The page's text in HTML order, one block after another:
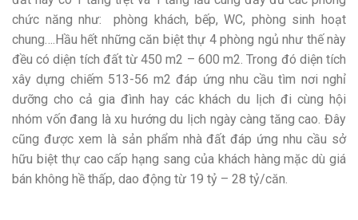
chức năng như: phòng khách, bếp, WC, phòng sinh hoạt
chung….Hầu hết những căn biệt thự 4 phòng ngủ như thế này
đều có diện tích đất từ 450 m2 – 600 m2. Trong đó diện tích
xây dựng chiếm 513-56 m2 đáp ứng nhu cầu tìm nơi nghỉ
dưỡng cho cả gia đình hay các khách du lịch đi cùng hội
nhóm vốn đang là xu hướng du lịch ngày càng tăng cao. Đây
cũng được xem là sản phẩm nhà đất đáp ứng nhu cầu sở
hữu biệt thự cao cấp hạng sang của khách hàng mặc dù giá
bán không hề thấp, dao động từ 19 tỷ – 28 tỷ/căn.